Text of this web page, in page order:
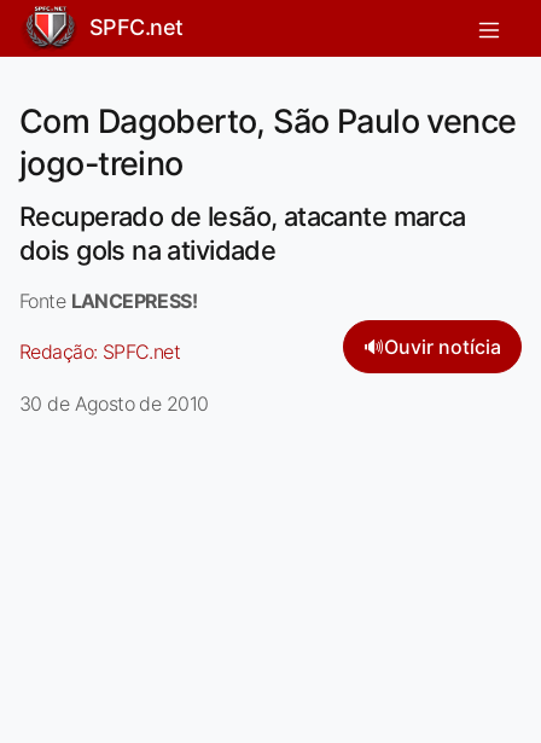
SPFC.net
Com Dagoberto, São Paulo vence
jogo-treino
Recuperado de lesão, atacante marca
dois gols na atividade
Fonte LANCEPRESS!
Redação: SPFC.net 🔊Ouvir notícia
30 de Agosto de 2010